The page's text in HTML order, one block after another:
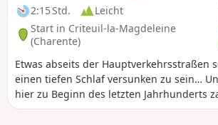
2:15 Std.
Leicht
Start in Criteuil-la-Magdeleine
(Charente)
Etwas abseits der Hauptverkehrsstraßen
einen tiefen Schlaf versunken zu sein…
hier zu Beginn des letzten Jahrhunderts
Geschäfte und Handwerksbetriebe, die